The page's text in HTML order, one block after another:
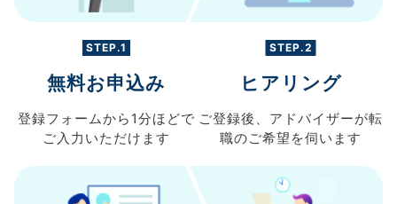
STEP.1
無料お申込み
登録フォームから 1分ほどで
ご入力 いただけます
STEP.2
ヒアリング
ご登録後、 アドバイザーが転
職のご希望を伺います